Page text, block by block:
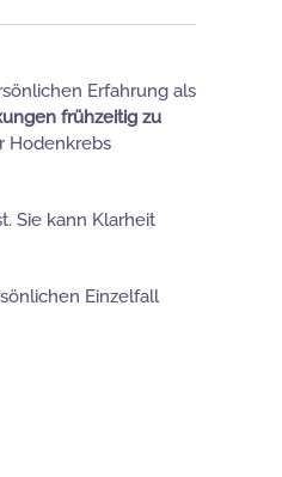
Erfahrung als
frühzeitig zu
Hodenkrebs
Sie kann Klarheit
Einzelfall